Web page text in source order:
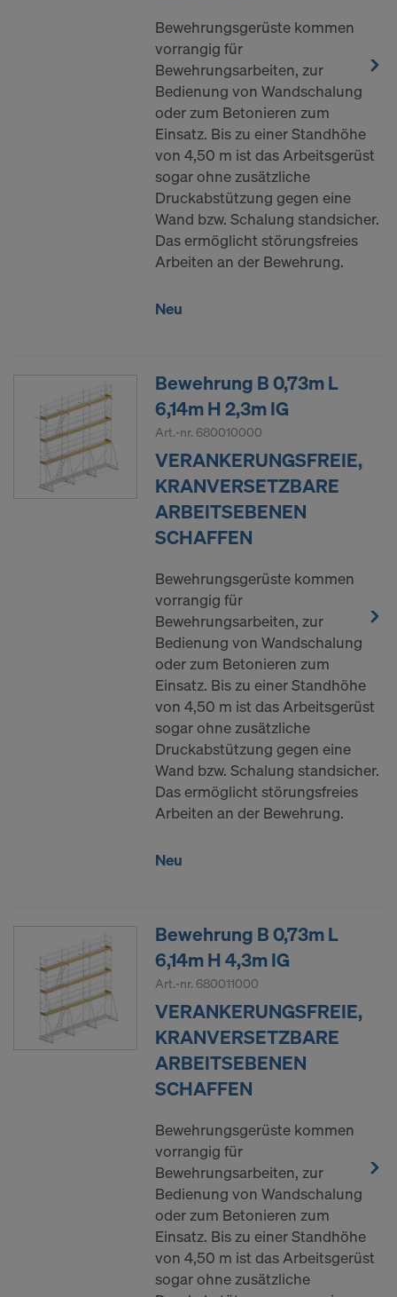
Bewehrungsgerüste kommen
vorrangig für
Bewehrungsarbeiten, zur
Bedienung von Wandschalung
oder zum Betonieren zum
Einsatz. Bis zu einer Standhöhe
von 4,50 m ist das Arbeitsgerüst
sogar ohne zusätzliche
Druckabstützung gegen eine
Wand bzw. Schalung standsicher.
Das ermöglicht störungsfreies
Arbeiten an der Bewehrung.
Neu
Bewehrung B 0,73m L
6,14m H 2,3m IG
Art.-nr. 680010000
VERANKERUNGSFREIE,
KRANVERSETZBARE
ARBEITSEBENEN
SCHAFFEN
Bewehrungsgerüste kommen
vorrangig für
Bewehrungsarbeiten, zur
Bedienung von Wandschalung
oder zum Betonieren zum
Einsatz. Bis zu einer Standhöhe
von 4,50 m ist das Arbeitsgerüst
sogar ohne zusätzliche
Druckabstützung gegen eine
Wand bzw. Schalung standsicher.
Das ermöglicht störungsfreies
Arbeiten an der Bewehrung.
Neu
Bewehrung B 0,73m L
6,14m H 4,3m IG
Art.-nr. 680011000
VERANKERUNGSFREIE,
KRANVERSETZBARE
ARBEITSEBENEN
SCHAFFEN
Bewehrungsgerüste kommen
vorrangig für
Bewehrungsarbeiten, zur
Bedienung von Wandschalung
oder zum Betonieren zum
Einsatz. Bis zu einer Standhöhe
von 4,50 m ist das Arbeitsgerüst
sogar ohne zusätzliche